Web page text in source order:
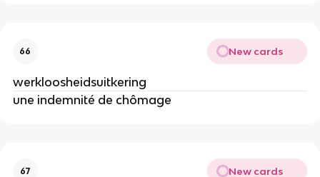
66 New cards
werkloosheidsuitkering
une indemnité de chômage
67 New cards